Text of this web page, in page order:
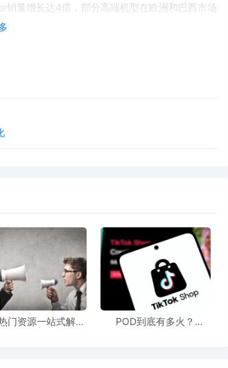
量增长达4倍，部分高端机型在欧洲和巴西市场
门资源一站式解决
POD到底有多火？